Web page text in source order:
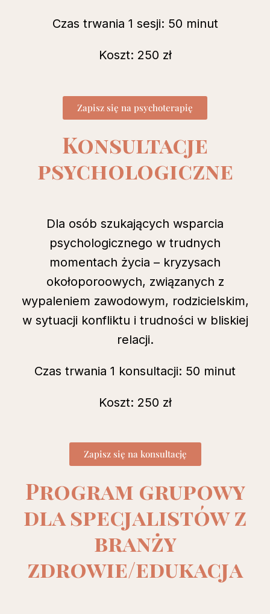
Czas trwania 1 sesji: 50 minut
Koszt: 250 zł
Zapisz się na psychoterapię
Konsultacje
psychologiczne
Dla osób szukających wsparcia
psychologicznego w trudnych
momentach życia – kryzysach
okołoporoowych, związanych z
wypaleniem zawodowym, rodzicielskim,
w sytuacji konfliktu i trudności w bliskiej
relacji.
Czas trwania 1 konsultacji: 50 minut
Koszt: 250 zł
Zapisz się na konsultację
Program grupowy
dla specjalistów z
branży
zdrowie/edukacja